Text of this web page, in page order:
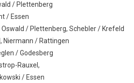
/ Plettenberg
/ Essen
/ Plettenberg, Schebler / Krefeld
Niermann / Rattingen
/ Godesberg
Rauxel,
/ Essen